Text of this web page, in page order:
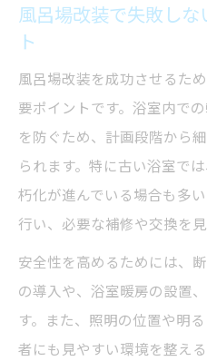
風呂場改装で失敗し
ト
風呂場改装を成功させるた
要ポイントです。浴室内で
を防ぐため、計画段階から
られます。特に古い浴室で
朽化が進んでいる場合も多
行い、必要な補修や交換を
安全性を高めるためには、
の導入や、浴室暖房の設置
す。また、照明の位置や明
者にも見やすい環境を整え